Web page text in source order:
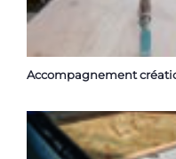
Accompagnement